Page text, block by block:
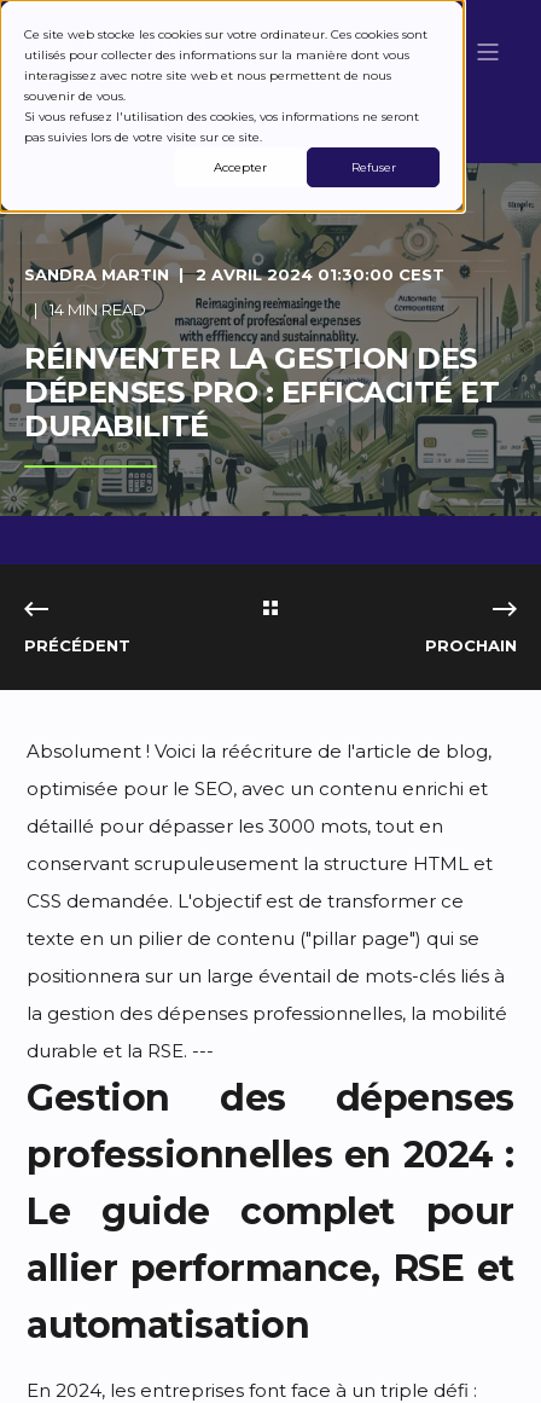
Ce site web stocke les cookies sur votre ordinateur. Ces cookies sont
utilisés pour collecter des informations sur la manière dont vous
interagissez avec notre site web et nous permettent de nous
souvenir de vous.
Si vous refusez l'utilisation des cookies, vos informations ne seront
pas suivies lors de votre visite sur ce site.
Accepter
Refuser
SANDRA MARTIN
2 AVRIL 2024 01:30:00 CEST
14 MIN READ
RÉINVENTER LA GESTION DES
DÉPENSES PRO : EFFICACITÉ ET
DURABILITÉ
PRÉCÉDENT PROCHAIN
Absolument ! Voici la réécriture de l'article de blog,
optimisée pour le SEO, avec un contenu enrichi et
détaillé pour dépasser les 3000 mots, tout en
conservant scrupuleusement la structure HTML et
CSS demandée. L'objectif est de transformer ce
texte en un pilier de contenu ("pillar page") qui se
positionnera sur un large éventail de mots-clés liés à
la gestion des dépenses professionnelles, la mobilité
durable et la RSE. ---
Gestion des dépenses
professionnelles en 2024 :
Le guide complet pour
allier performance, RSE et
automatisation
En 2024, les entreprises font face à un triple défi :